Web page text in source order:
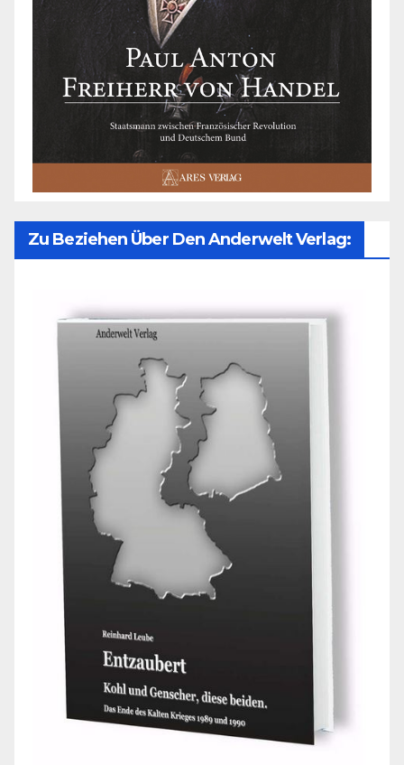
Zu Beziehen Über Den Anderwelt Verlag: